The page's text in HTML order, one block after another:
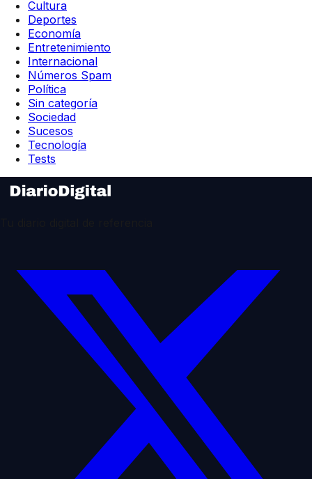
Cultura
Deportes
Economía
Entretenimiento
Internacional
Números Spam
Política
Sin categoría
Sociedad
Sucesos
Tecnología
Tests